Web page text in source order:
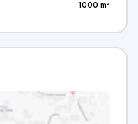
1000 m²